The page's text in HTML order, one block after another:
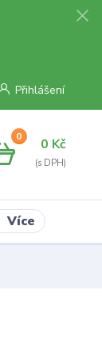
Přihlášení
0 0 Kč
Více